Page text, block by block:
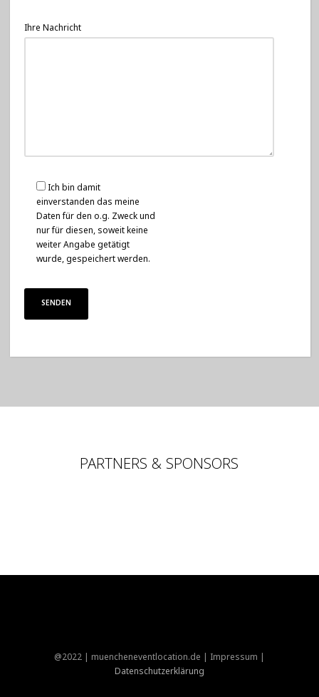
Ihre Nachricht
Ich bin damit
einverstanden das meine
Daten für den o.g. Zweck und
nur für diesen, soweit keine
weiter Angabe getätigt
wurde, gespeichert werden.
PARTNERS & SPONSORS
@2022 | muencheneventlocation.de | Impressum |
Datenschutzerklärung